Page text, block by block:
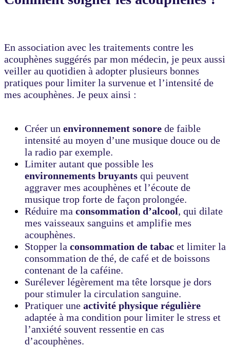
En association avec les traitements contre les
acouphènes suggérés par mon médecin, je peux aussi
veiller au quotidien à adopter plusieurs bonnes
pratiques pour limiter la survenue et l’intensité de
mes acouphènes. Je peux ainsi :
Créer un environnement sonore de faible
intensité au moyen d’une musique douce ou de
la radio par exemple.
Limiter autant que possible les
environnements bruyants qui peuvent
aggraver mes acouphènes et l’écoute de
musique trop forte de façon prolongée.
Réduire ma consommation d’alcool, qui dilate
mes vaisseaux sanguins et amplifie mes
acouphènes.
Stopper la consommation de tabac et limiter la
consommation de thé, de café et de boissons
contenant de la caféine.
Surélever légèrement ma tête lorsque je dors
pour stimuler la circulation sanguine.
Pratiquer une activité physique régulière
adaptée à ma condition pour limiter le stress et
l’anxiété souvent ressentie en cas
d’acouphènes.